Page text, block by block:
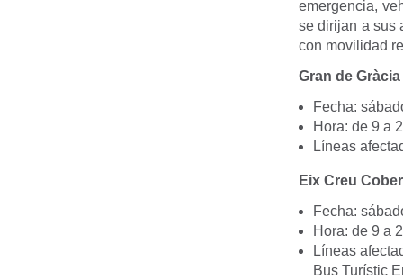
emergencia,
se dirijan a sus
con movilidad
Gran de Gràcia
Fecha:
Hora: de 9 a
Líneas
Eix Creu
Fecha:
Hora: de 9 a
Líneas
Bus Turístic